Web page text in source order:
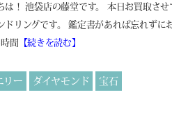
は！ 池袋店の藤堂です。 本日お買取さ
ドリングです。 鑑定書があれば忘れず
間
【続きを読む】
リー ダイヤモンド 宝石